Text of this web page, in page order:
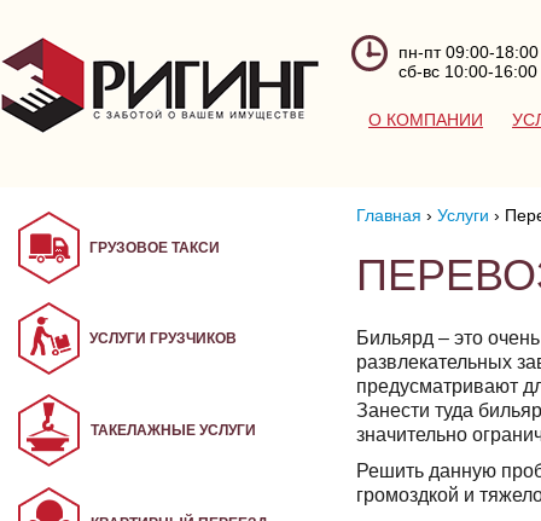
пн-пт 09:00-18:00
сб-вс 10:00-16:00
О КОМПАНИИ
Главная › Услуги ›
Бильярд – это
развлекательных
предусматривают
Занести туда
значительно
Решить данную
громоздкой и
ГРУЗОВОЕ ТАКСИ
УСЛУГИ ГРУЗЧИКОВ
ТАКЕЛАЖНЫЕ УСЛУГИ